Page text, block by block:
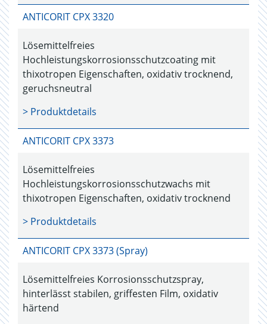
ANTICORIT CPX 3320
Lösemittelfreies
Hochleistungskorrosionsschutzcoating mit
thixotropen Eigenschaften, oxidativ trocknend,
geruchsneutral
> Produktdetails
ANTICORIT CPX 3373
Lösemittelfreies
Hochleistungskorrosionsschutzwachs mit
thixotropen Eigenschaften, oxidativ trocknend
> Produktdetails
ANTICORIT CPX 3373 (Spray)
Lösemittelfreies Korrosionsschutzspray,
hinterlässt stabilen, griffesten Film, oxidativ
härtend